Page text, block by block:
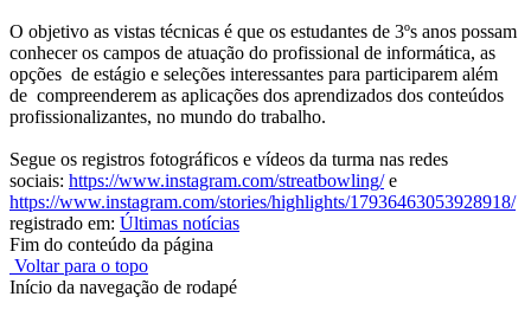
O objetivo as vistas técnicas é que os estudantes de 3ºs anos possam
conhecer os campos de atuação do profissional de informática, as
opções de estágio e seleções interessantes para participarem além
de compreenderem as aplicações dos aprendizados dos conteúdos
profissionalizantes, no mundo do trabalho.
Segue os registros fotográficos e vídeos da turma nas redes
sociais: https://www.instagram.com/streatbowling/e
https://www.instagram.com/stories/highlights/17936463053928918/
registrado em: Últimas notícias
Fim do conteúdo da página
Voltar para o topo
Início da navegação de rodapé